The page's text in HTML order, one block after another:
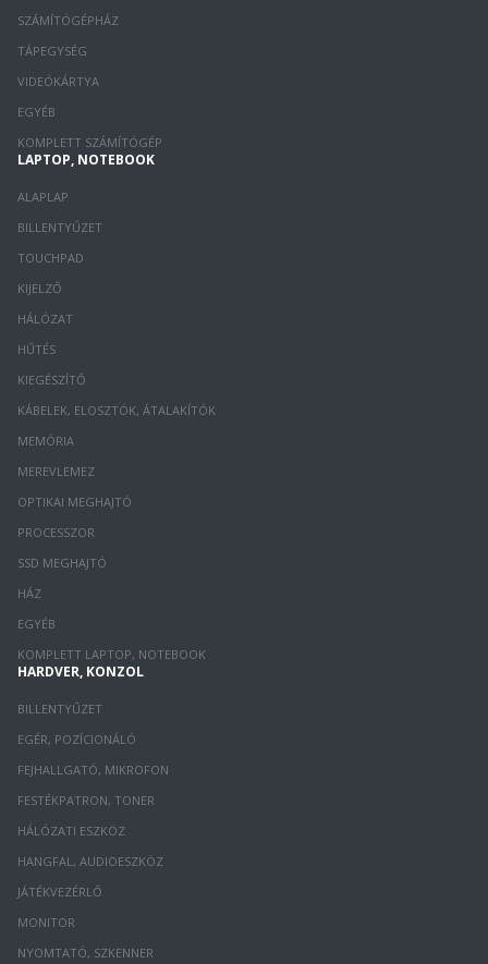
SZÁMÍTÓGÉPHÁZ
TÁPEGYSÉG
VIDEÓKÁRTYA
EGYÉB
KOMPLETT SZÁMÍTÓGÉP
LAPTOP, NOTEBOOK
ALAPLAP
BILLENTYŰZET
TOUCHPAD
KIJELZŐ
HÁLÓZAT
HŰTÉS
KIEGÉSZÍTŐ
KÁBELEK, ELOSZTÓK, ÁTALAKÍTÓK
MEMÓRIA
MEREVLEMEZ
OPTIKAI MEGHAJTÓ
PROCESSZOR
SSD MEGHAJTÓ
HÁZ
EGYÉB
KOMPLETT LAPTOP, NOTEBOOK
HARDVER, KONZOL
BILLENTYŰZET
EGÉR, POZÍCIONÁLÓ
FEJHALLGATÓ, MIKROFON
FESTÉKPATRON, TONER
HÁLÓZATI ESZKÖZ
HANGFAL, AUDIOESZKÖZ
JÁTÉKVEZÉRLŐ
MONITOR
NYOMTATÓ, SZKENNER